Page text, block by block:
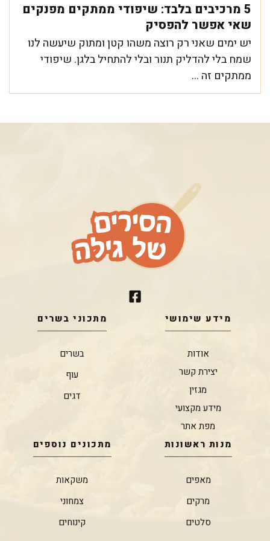
5 מרכיבים בלבד: שיפודי ממתקים מפנקים
שאי אפשר להפסיק
יש ימים שאני רק רוצה משהו קטן ומתוק שיעשה לנו
שמח בלי להדליק תנור ובלי להתחיל בלגן. שיפודי
ממתקים זה ...
מידע שימושי
אודות
יצירת קשר
מגזין
מידע מקצועי
מפת אתר
מתכוני בשרים
בשרים
עוף
דגים
מנות ראשונות
מאפים
מרקים
סלטים
מתכונים נוספים
משקאות
צמחוני
קינוחים